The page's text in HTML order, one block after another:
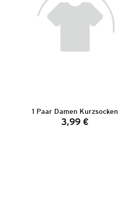
1 Paar Damen Kurzsocken
Preis:
3,99 €